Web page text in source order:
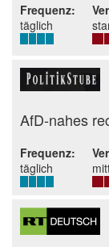
Frequenz
täglich
Beurteilung
AfD-nahes
Frequenz
täglich